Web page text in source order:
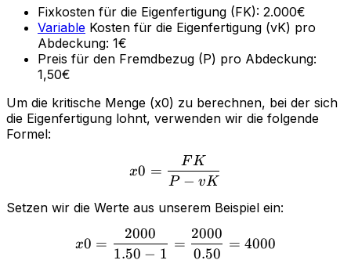
Fixkosten für die Eigenfertigung (FK): 2.000€
Variable Kosten für die Eigenfertigung (vK) pro
Abdeckung: 1€
Preis für den Fremdbezug (P) pro Abdeckung:
1,50€
Um die kritische Menge (x0) zu berechnen, bei der sich
die Eigenfertigung lohnt, verwenden wir die folgende
Formel:
x0 = \frac{FK}{P - vK}
x0 =
P − vK
F K
Setzen wir die Werte aus unserem Beispiel ein:
x0 = \frac{2000}{1.50 -
x0 =
1.50 − 1
2000
=
0.50
2000
= 4000